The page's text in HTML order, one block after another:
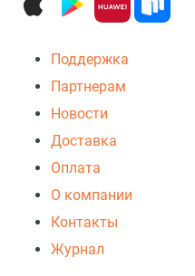
Поддержка
Партнерам
Новости
Доставка
Оплата
О компании
Контакты
Журнал